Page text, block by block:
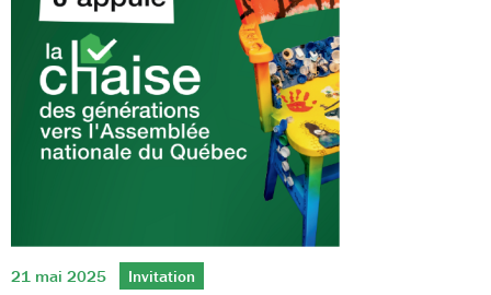
21 mai 2025 Invitation